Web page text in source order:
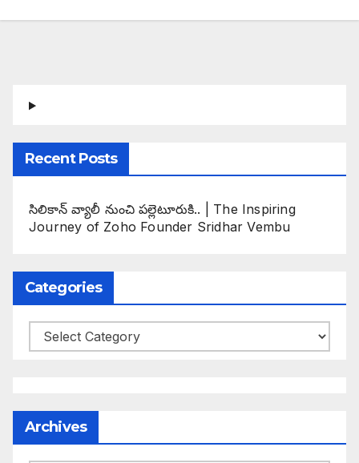
Recent Posts
సిలికాన్ వ్యాలీ నుంచి పల్లెటూరుకి.. | The Inspiring
Journey of Zoho Founder Sridhar Vembu
Categories
Categories
Archives